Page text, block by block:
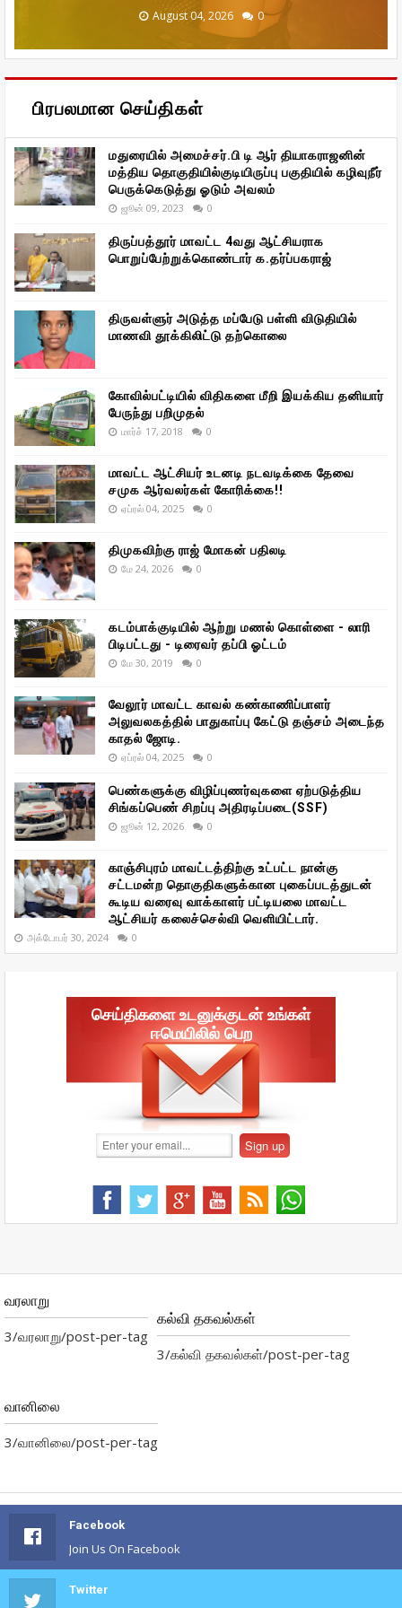
August 04, 2026 0
August 04, 2026 0
January 29, 2026 0
January 29, 2026 0
December 20, 2025 0
பிரபலமான செய்திகள்
மதுரையில் அமைச்சர்.பி டி ஆர் தியாகராஜனின்
மத்திய தொகுதியில்குடியிருப்பு பகுதியில் கழிவுநீர்
பெருக்கெடுத்து ஓடும் அவலம்
ஜூன் 09, 2023 0
திருப்பத்தூர் மாவட்ட 4வது ஆட்சியராக
பொறுப்பேற்றுக்கொண்டார் க.தர்ப்பகராஜ்
திருவள்ளுர் அடுத்த மப்பேடு பள்ளி விடுதியில்
மாணவி தூக்கிலிட்டு தற்கொலை
கோவில்பட்டியில் விதிகளை மீறி இயக்கிய தனியார்
பேருந்து பறிமுதல்
மார்ச் 17, 2018 0
மாவட்ட ஆட்சியர் உடனடி நடவடிக்கை தேவை
சமுக ஆர்வலர்கள் கோரிக்கை!!
ஏப்ரல் 04, 2025 0
திமுகவிற்கு ராஜ் மோகன் பதிலடி
மே 24, 2026 0
கடம்பாக்குடியில் ஆற்று மணல் கொள்ளை - லாரி
பிடிபட்டது - டிரைவர் தப்பி ஓட்டம்
மே 30, 2019 0
வேலூர் மாவட்ட காவல் கண்காணிப்பாளர்
அலுவலகத்தில் பாதுகாப்பு கேட்டு தஞ்சம் அடைந்த
காதல் ஜோடி.
ஏப்ரல் 04, 2025 0
பெண்களுக்கு விழிப்புணர்வுகளை ஏற்படுத்திய
சிங்கப்பெண் சிறப்பு அதிரடிப்படை(SSF)
ஜூன் 12, 2026 0
காஞ்சிபுரம் மாவட்டத்திற்கு உட்பட்ட நான்கு
சட்டமன்ற தொகுதிகளுக்கான புகைப்படத்துடன்
கூடிய வரைவு வாக்காளர் பட்டியலை மாவட்ட
ஆட்சியர் கலைச்செல்வி வெளியிட்டார்.
அக்டோபர் 30, 2024 0
செய்திகளை உடனுக்குடன் உங்கள்
ஈமெயிலில் பெற
வரலாறு
3/வரலாறு/post-per-tag
கல்வி தகவல்கள்
3/கல்வி தகவல்கள்/post-per-tag
வானிலை
3/வானிலை/post-per-tag
Facebook
Join Us On Facebook
Twitter